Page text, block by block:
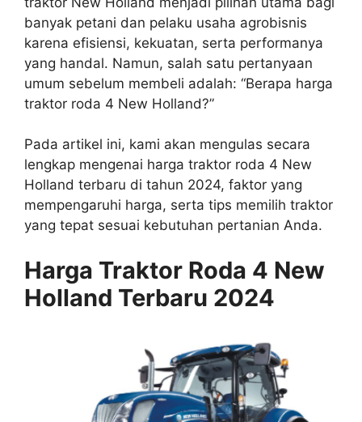
banyak petani dan pelaku usaha agrobisnis
karena efisiensi, kekuatan, serta performanya
yang handal. Namun, salah satu pertanyaan
umum sebelum membeli adalah: “Berapa harga
traktor roda 4 New Holland?”
Pada artikel ini, kami akan mengulas secara
lengkap mengenai harga traktor roda 4 New
Holland terbaru di tahun 2024, faktor yang
mempengaruhi harga, serta tips memilih traktor
yang tepat sesuai kebutuhan pertanian Anda.
Harga Traktor Roda 4 New
Holland Terbaru 2024